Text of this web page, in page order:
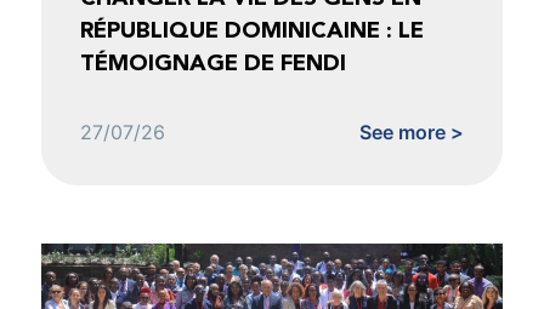
RÉPUBLIQUE DOMINICAINE : LE
TÉMOIGNAGE DE FENDI
27/07/26 See more >